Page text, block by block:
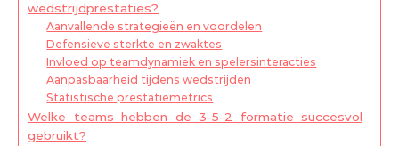
wedstrijdprestaties?
Aanvallende strategieën en voordelen
Defensieve sterkte en zwaktes
Invloed op teamdynamiek en spelersinteracties
Aanpasbaarheid tijdens wedstrijden
Statistische prestatiemetrics
Welke teams hebben de 3-5-2 formatie succesvol
gebruikt?